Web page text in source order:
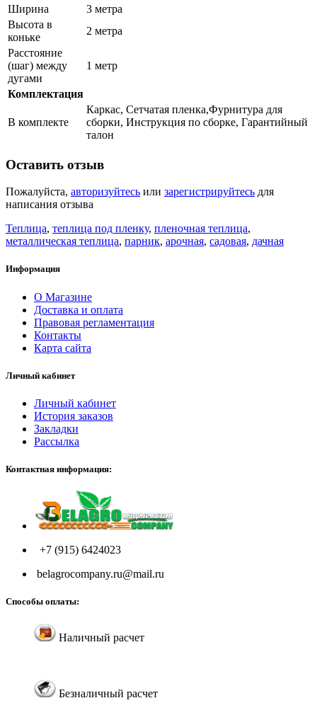
Ширина
3 метра
Высота в
коньке
2 метра
Расстояние
(шаг) между
дугами
1 метр
Комплектация
В комплекте
Каркас, Сетчатая пленка,Фурнитура для
сборки, Инструкция по сборке, Гарантийный
талон
Оставить отзыв
Пожалуйста, авторизуйтесь или зарегистрируйтесь для
написания отзыва
Теплица, теплица под пленку, пленочная теплица,
металлическая теплица, парник, арочная, садовая, дачная
Информация
О Магазине
Доставка и оплата
Правовая регламентация
Контакты
Карта сайта
Личный кабинет
Личный кабинет
История заказов
Закладки
Рассылка
Контактная информация:
+7 (915) 6424023
belagrocompany.ru@mail.ru
Способы оплаты:
Наличный расчет
Безналичный расчет